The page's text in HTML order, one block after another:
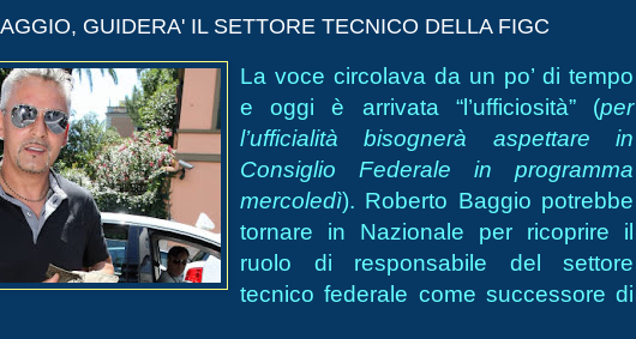
GUIDERA' IL SETTORE TECNICO DELLA FIGC
La voce circolava da un po’ di tempo
e oggi è arrivata “l’ufficiosità” (per
l’ufficialità bisognerà aspettare in
Consiglio Federale in programma
mercoledì). Roberto Baggio potrebbe
tornare in Nazionale per ricoprire il
ruolo di responsabile del settore
tecnico federale come successore di